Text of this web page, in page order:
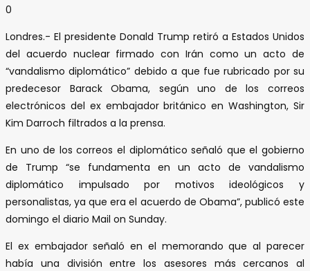
0
Londres.- El presidente Donald Trump retiró a Estados Unidos
del acuerdo nuclear firmado con Irán como un acto de
“vandalismo diplomático” debido a que fue rubricado por su
predecesor Barack Obama, según uno de los correos
electrónicos del ex embajador británico en Washington, Sir
Kim Darroch filtrados a la prensa.
En uno de los correos el diplomático señaló que el gobierno
de Trump “se fundamenta en un acto de vandalismo
diplomático impulsado por motivos ideológicos y
personalistas, ya que era el acuerdo de Obama”, publicó este
domingo el diario Mail on Sunday.
El ex embajador señaló en el memorando que al parecer
había una división entre los asesores más cercanos al